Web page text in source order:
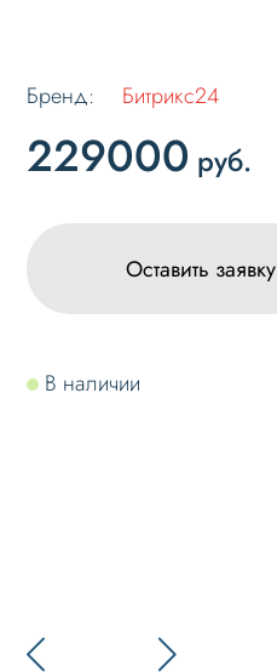
Бренд: Битрикс24
229000 руб.
Оставить заявку
В наличии